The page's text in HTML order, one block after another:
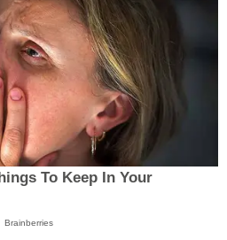
To Keep In Your
Brainberries